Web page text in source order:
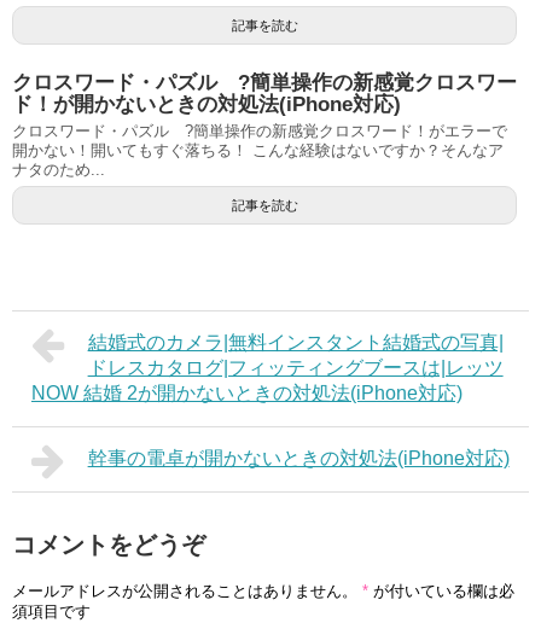
記事を読む
クロスワード・パズル ?簡単操作の新感覚クロスワー
ド！が開かないときの対処法(iPhone対応)
クロスワード・パズル ?簡単操作の新感覚クロスワード！がエラーで
開かない！開いてもすぐ落ちる！ こんな経験はないですか？そんなア
ナタのため...
記事を読む
結婚式のカメラ|無料インスタント結婚式の写真|
ドレスカタログ|フィッティングブースは|レッツ
NOW 結婚 2が開かないときの対処法(iPhone対応)
幹事の電卓が開かないときの対処法(iPhone対応)
コメントをどうぞ
メールアドレスが公開されることはありません。 * が付いている欄は必
須項目です